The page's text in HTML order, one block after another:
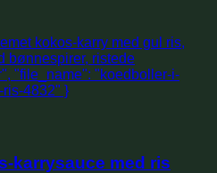
karrysauce med ris